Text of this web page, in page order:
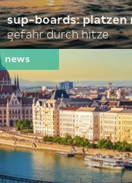
sup-boards: platzen
gefahr durch hitze